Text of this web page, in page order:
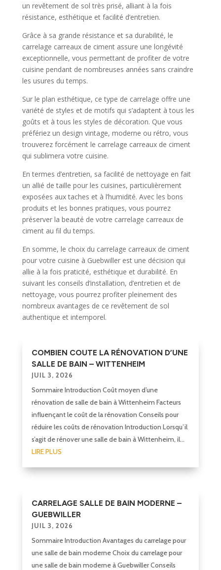
un revêtement de sol très prisé, alliant à la fois
résistance, esthétique et facilité d’entretien.
Grâce à sa grande résistance et sa durabilité, le
carrelage carreaux de ciment assure une longévité
exceptionnelle, vous permettant de profiter de votre
cuisine pendant de nombreuses années sans craindre
les usures du temps.
Sur le plan esthétique, ce type de carrelage offre une
variété de styles et de motifs qui s’adaptent à tous les
goûts et à tous les styles de décoration. Que vous
préfériez un design vintage, moderne ou rétro, vous
trouverez forcément le carrelage carreaux de ciment
qui sublimera votre cuisine.
En termes d’entretien, sa facilité de nettoyage en fait
un allié de taille pour les cuisines, particulièrement
exposées aux taches et à l’humidité. Avec les bons
produits et les bonnes pratiques, vous pourrez
préserver la beauté de votre carrelage carreaux de
ciment au fil du temps.
En somme, le choix du carrelage carreaux de ciment
pour votre cuisine à Guebwiller est une décision qui
allie à la fois praticité, esthétique et durabilité. En
suivant les conseils d’installation, d’entretien et de
nettoyage, vous pourrez profiter pleinement des
nombreux avantages de ce revêtement de sol
authentique et intemporel.
COMBIEN COUTE LA RÉNOVATION D’UNE
SALLE DE BAIN – WITTENHEIM
JUIL 3, 2026
Sommaire Introduction Coût moyen d’une
rénovation de salle de bain à Wittenheim Facteurs
influençant le coût de la rénovation Conseils pour
réduire les coûts de rénovation Introduction Lorsqu’il
s’agit de rénover une salle de bain à Wittenheim, il...
LIRE PLUS
CARRELAGE SALLE DE BAIN MODERNE –
GUEBWILLER
JUIL 3, 2026
Sommaire Introduction Avantages du carrelage pour
une salle de bain moderne Choix du carrelage pour
une salle de bain moderne à Guebwiller Conseils